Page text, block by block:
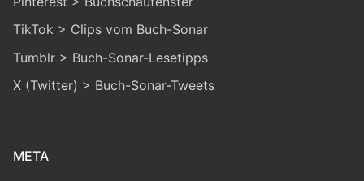
TikTok > Clips vom Buch-Sonar
Tumblr > Buch-Sonar-Lesetipps
X (Twitter) > Buch-Sonar-Tweets
META